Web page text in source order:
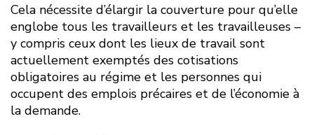
Cela nécessite d’élargir la couverture pour qu’elle
englobe tous les travailleurs et les travailleuses –
y compris ceux dont les lieux de travail sont
actuellement exemptés des cotisations
obligatoires au régime et les personnes qui
occupent des emplois précaires et de l’économie à
la demande.